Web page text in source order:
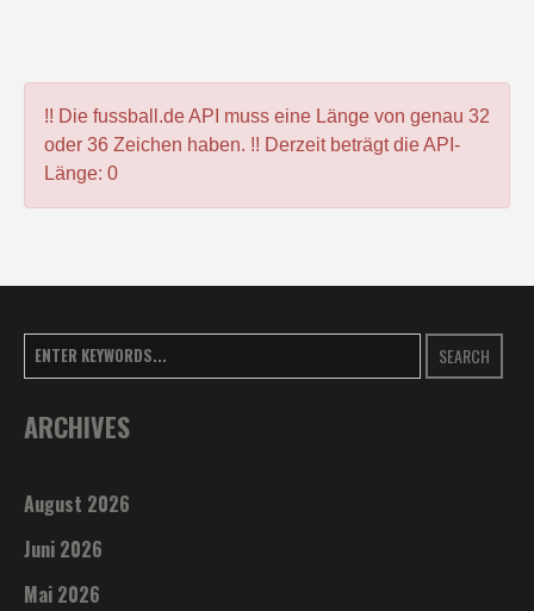
!! Die fussball.de API muss eine Länge von genau 32
oder 36 Zeichen haben. !! Derzeit beträgt die API-
Länge: 0
SEARCH
ARCHIVES
August 2026
Juni 2026
Mai 2026